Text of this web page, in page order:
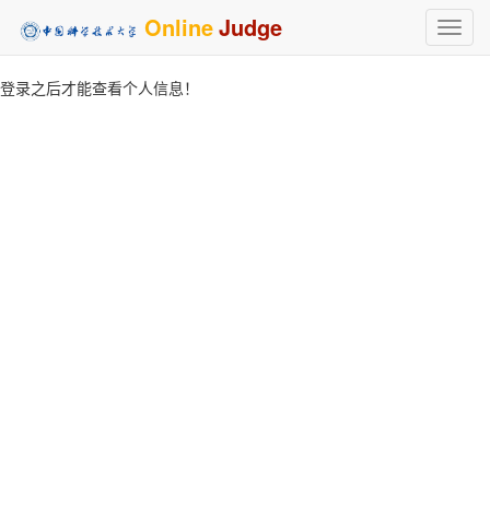
OnlineJudge
登录之后才能查看个人信息！